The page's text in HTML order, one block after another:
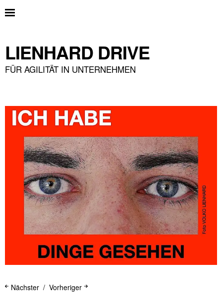
LIENHARD DRIVE
FÜR AGILITÄT IN UNTERNEHMEN
Vorheriger
Nächster